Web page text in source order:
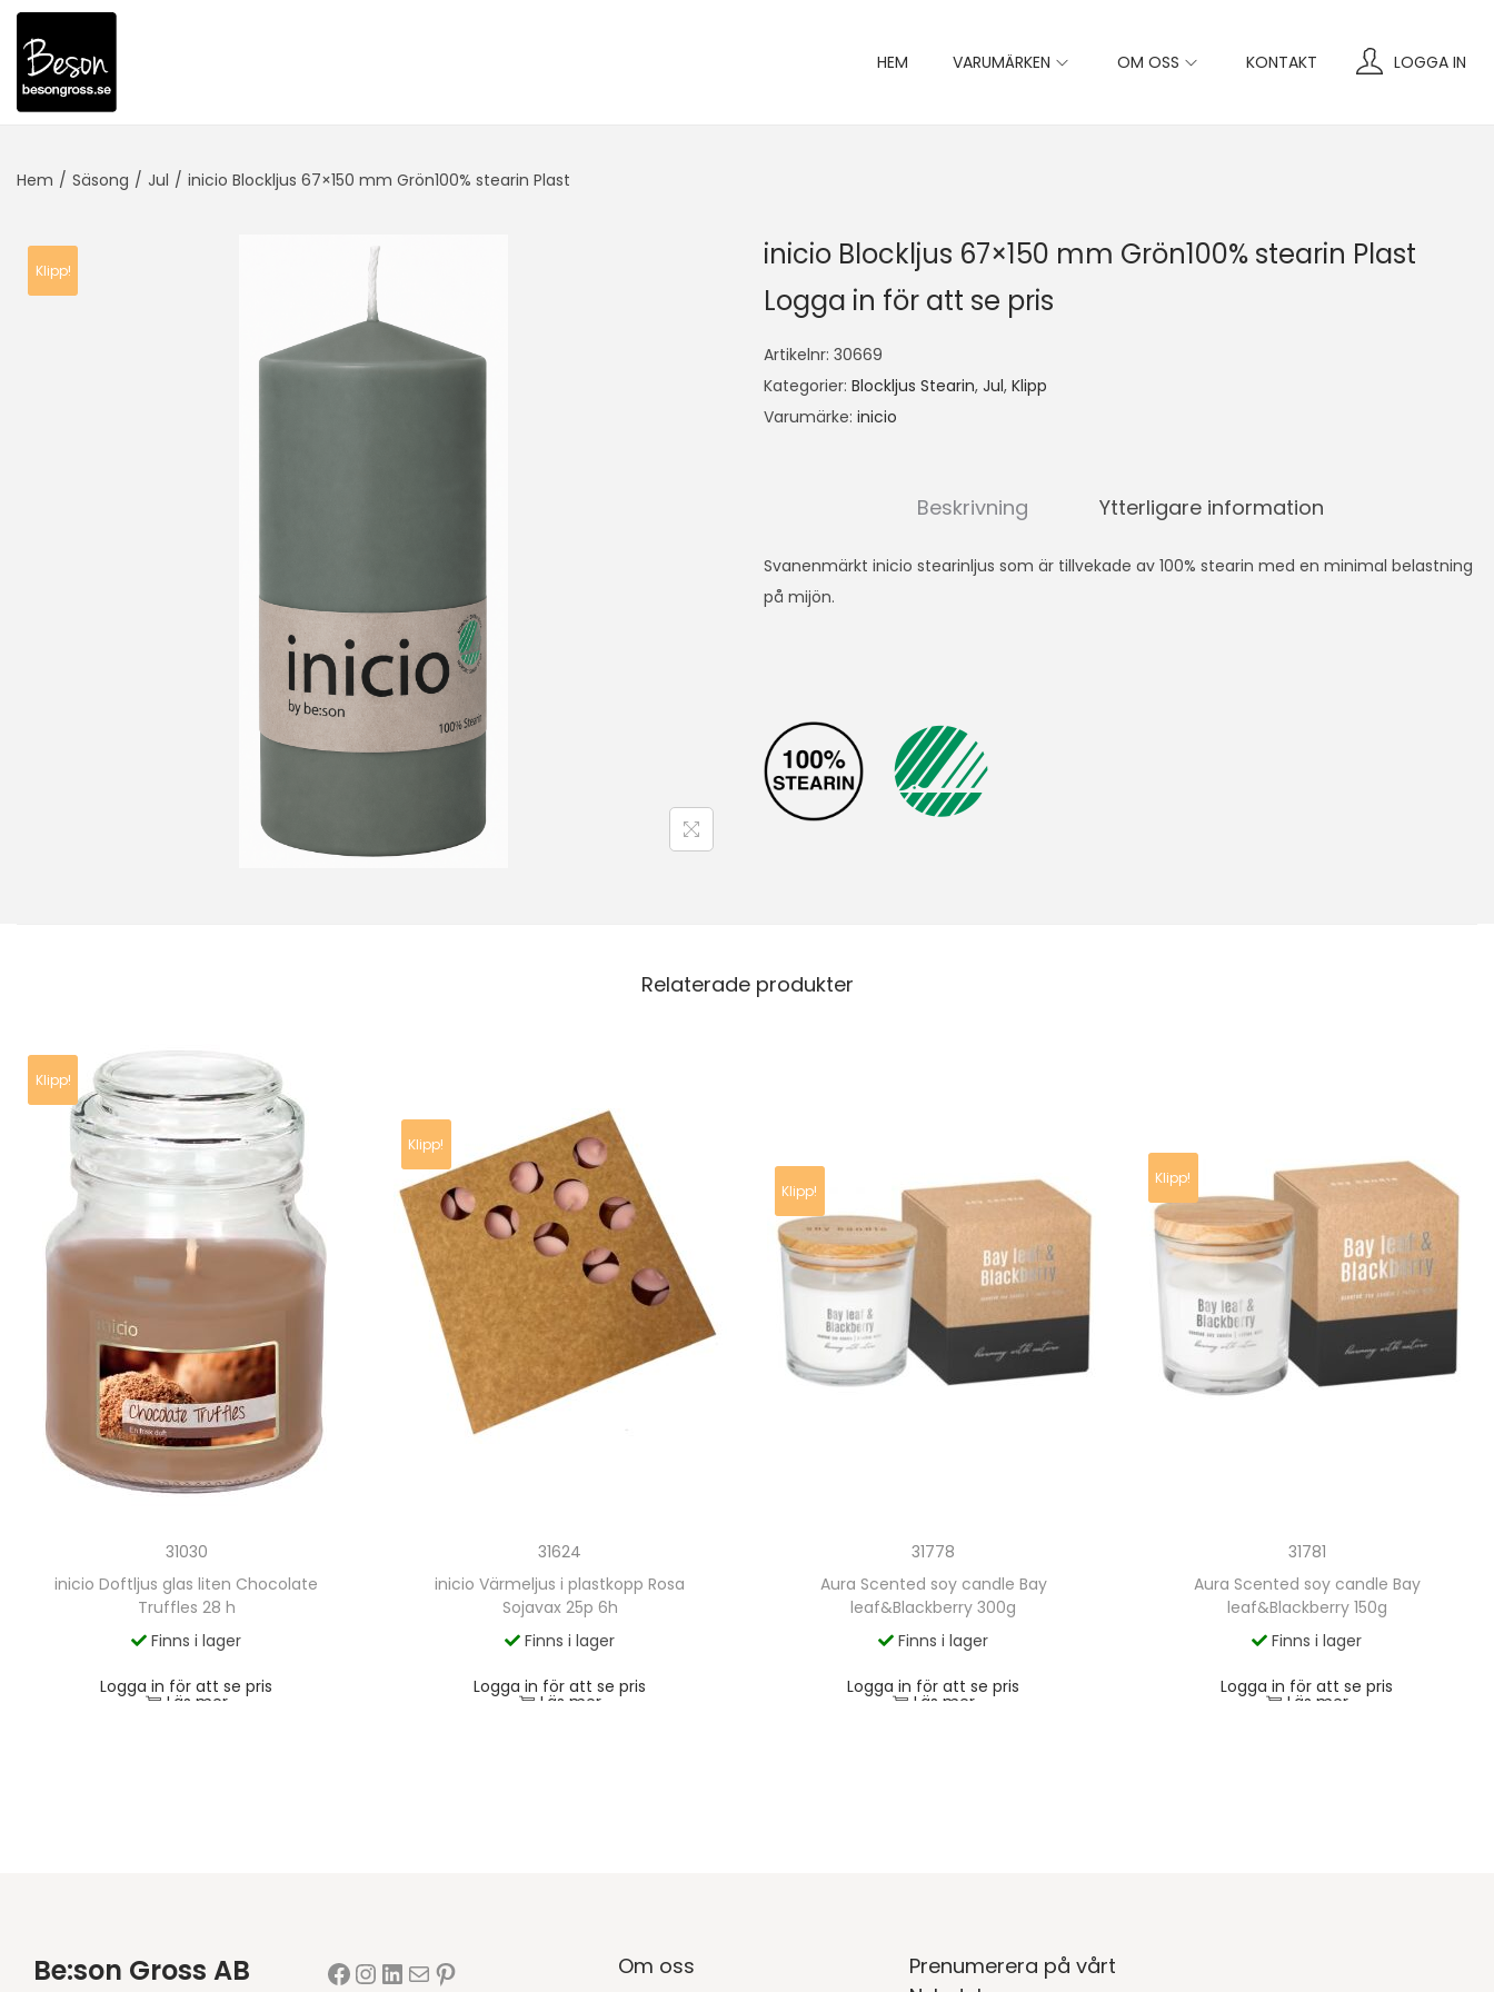
HEM VARUMÄRKEN OM OSS KONTAKT LOGGA IN
Hem / Säsong / Jul / inicio Blockljus 67×150 mm Grön100% stearin Plast
Klipp!
inicio Blockljus 67×150 mm Grön100% stearin Plast
Logga in för att se pris
Artikelnr: 30669
Kategorier: Blockljus Stearin, Jul, Klipp
Varumärke: inicio
Beskrivning Ytterligare information
Svanenmärkt inicio stearinljus som är tillvekade av 100% stearin med en minimal belastning
på mijön.
Relaterade produkter
Klipp!
31030
inicio Doftljus glas liten Chocolate
Truffles 28 h
Finns i lager
Logga in för att se pris
Läs mer
Klipp!
31624
inicio Värmeljus i plastkopp Rosa
Sojavax 25p 6h
Finns i lager
Logga in för att se pris
Läs mer
Klipp!
31778
Aura Scented soy candle Bay
leaf&Blackberry 300g
Finns i lager
Logga in för att se pris
Läs mer
Klipp!
31781
Aura Scented soy candle Bay
leaf&Blackberry 150g
Finns i lager
Logga in för att se pris
Läs mer
Be:son Gross AB Om oss
Prenumerera på vårt